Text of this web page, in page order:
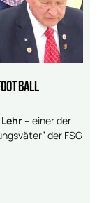
– einer der
der FSG